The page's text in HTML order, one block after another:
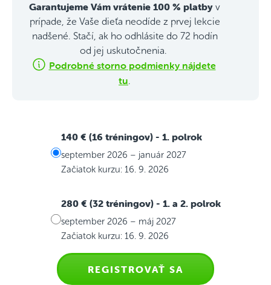
Garantujeme Vám vrátenie 100 % platby v
prípade, že Vaše dieťa neodíde z prvej lekcie
nadšené. Stačí, ak ho odhlásite do 72 hodín
od jej uskutočnenia.
Podrobné storno podmienky nájdete
tu.
140 € (16 tréningov) - 1. polrok
september 2026 – január 2027
Začiatok kurzu: 16. 9. 2026
280 € (32 tréningov) - 1. a 2. polrok
september 2026 – máj 2027
Začiatok kurzu: 16. 9. 2026
REGISTROVAŤ SA